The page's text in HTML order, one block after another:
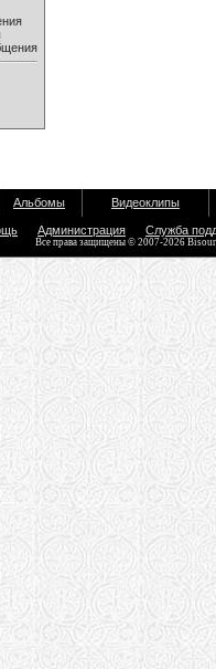
Альбомы Видеоклипы
Администрация Служба
Все права защищены © 2007-2026